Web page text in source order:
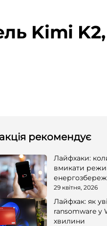
Kimi
рекомендує
Лайфхаки:
вмикати
29 квітня, 2026
Лайфхак: як
ransomware у
хвилини